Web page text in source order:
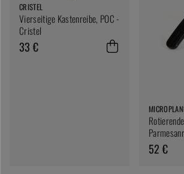
CRISTEL
Vierseitige Kastenreibe, POC -
Cristel
33 €
52 €